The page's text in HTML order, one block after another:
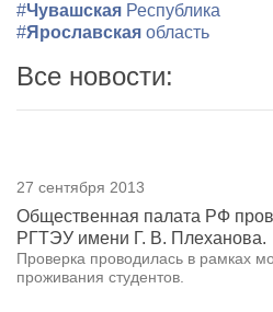
#Чувашская Республика
#Ярославская область
Все новости:
27 сентября 2013
Общественная палата РФ
РГТЭУ имени Г. В. Плеханова.
Проверка проводилась в рамках
проживания студентов.